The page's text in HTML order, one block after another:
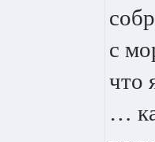
с
что
…